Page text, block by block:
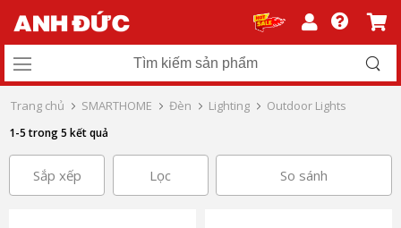
Trang chủ SMARTHOME Đèn Lighting Outdoor Lights
1-5 trong 5 kết quả
Sắp xếp Lọc So sánh